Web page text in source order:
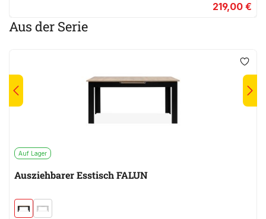
219,00 €
Aus der Serie
Auf Lager
Ausziehbarer Esstisch FALUN